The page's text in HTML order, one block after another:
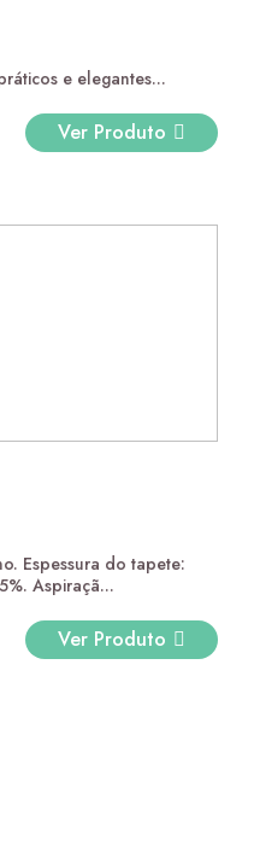
e elegantes...
Ver Produto
Espessura do tapete:
Aspiraçã...
Ver Produto